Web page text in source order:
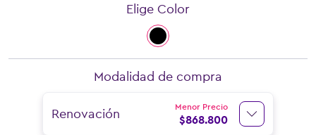
Elige Color
Modalidad de compra
Renovación Menor Precio
$868.800